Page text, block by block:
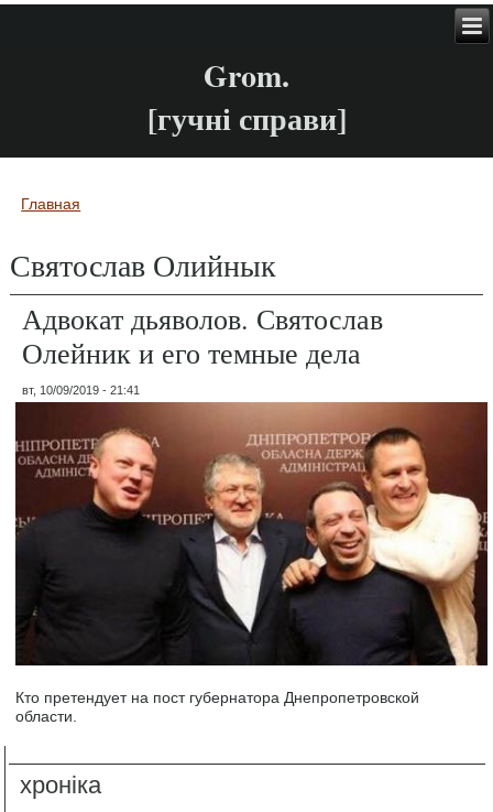
Grom.
[гучні справи]
Вы здесь
Главная
Святослав Олийнык
Адвокат дьяволов. Святослав
Олейник и его темные дела
вт, 10/09/2019 - 21:41
Кто претендует на пост губернатора Днепропетровской
области.
хроніка